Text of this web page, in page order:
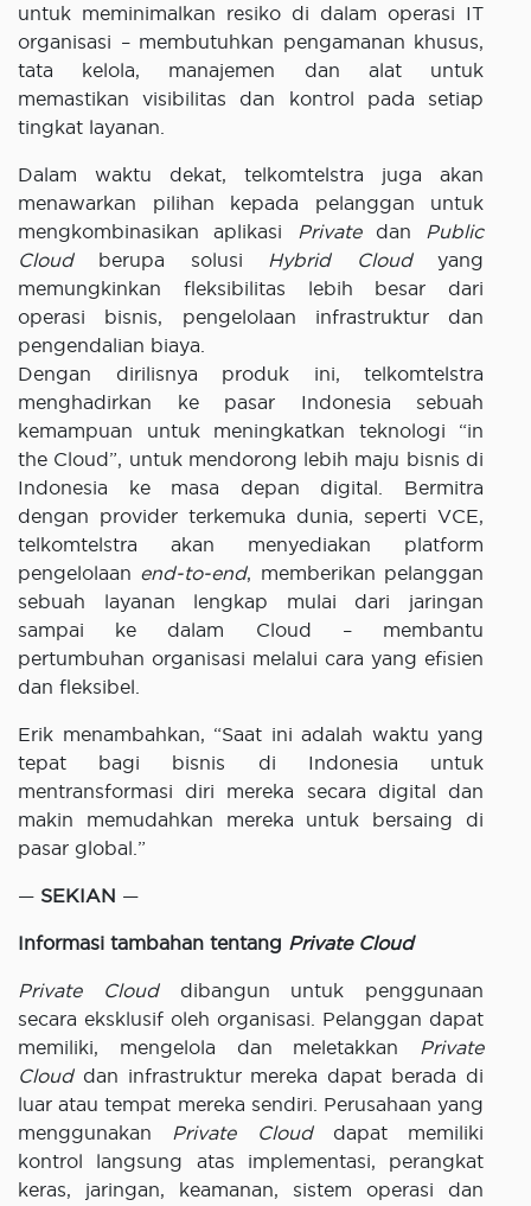
untuk meminimalkan resiko di dalam operasi IT
organisasi – membutuhkan pengamanan khusus,
tata kelola, manajemen dan alat untuk
memastikan visibilitas dan kontrol pada setiap
tingkat layanan.
Dalam waktu dekat, telkomtelstra juga akan
menawarkan pilihan kepada pelanggan untuk
mengkombinasikan aplikasi
Privatedan
Public
Cloudberupa solusi Hybrid Cloudyang
memungkinkan fleksibilitas lebih besar dari
operasi bisnis, pengelolaan infrastruktur dan
pengendalian biaya.
Dengan dirilisnya produk ini, telkomtelstra
menghadirkan ke pasar Indonesia sebuah
kemampuan untuk meningkatkan teknologi “in
the Cloud”, untuk mendorong lebih maju bisnis di
Indonesia ke masa depan digital. Bermitra
dengan provider terkemuka dunia, seperti VCE,
telkomtelstra akan menyediakan platform
pengelolaan end-to-end, memberikan pelanggan
sebuah layanan lengkap mulai dari jaringan
sampai ke dalam Cloud – membantu
pertumbuhan organisasi melalui cara yang efisien
dan fleksibel.
Erik menambahkan, “Saat ini adalah waktu yang
tepat bagi bisnis di Indonesia untuk
mentransformasi diri mereka secara digital dan
makin memudahkan mereka untuk bersaing di
pasar global.”
— SEKIAN —
Informasi tambahan tentang Private Cloud
Private Clouddibangun untuk penggunaan
secara eksklusif oleh organisasi. Pelanggan dapat
memiliki, mengelola dan meletakkan
Private
Clouddan infrastruktur mereka dapat berada di
luar atau tempat mereka sendiri. Perusahaan yang
menggunakan Private Clouddapat memiliki
kontrol langsung atas implementasi, perangkat
keras, jaringan, keamanan, sistem operasi dan